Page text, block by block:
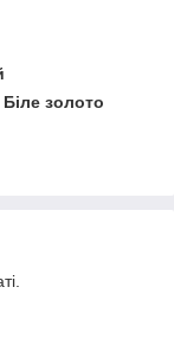
золото